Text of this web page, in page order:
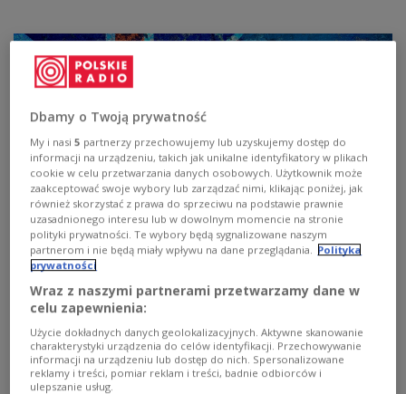
Фото ілюстративне. pxhere.com/CC0 Domena publiczna
23 червня 2016 року стало безпрецедентним для
європейської інтеграції: Велика Британія стала
першою і поки що єдиною державою, яка
вийшла зі складу ЄС.
Dbamy o Twoją prywatność
My i nasi5 partnerzy przechowujemy lub uzyskujemy dostęp do
informacji na urządzeniu, takich jak unikalne identyfikatory w plikach
cookie w celu przetwarzania danych osobowych. Użytkownik może
zaakceptować swoje wybory lub zarządzać nimi, klikając poniżej, jak
również skorzystać z prawa do sprzeciwu na podstawie prawnie
uzasadnionego interesu lub w dowolnym momencie na stronie
polityki prywatności. Te wybory będą sygnalizowane naszym
partnerom i nie będą miały wpływu na dane przeglądania.
Polityka
prywatności
Wraz z naszymi partnerami przetwarzamy dane w
celu zapewnienia:
Użycie dokładnych danych geolokalizacyjnych. Aktywne skanowanie
charakterystyki urządzenia do celów identyfikacji. Przechowywanie
informacji na urządzeniu lub dostęp do nich. Spersonalizowane
reklamy i treści, pomiar reklam i treści, badnie odbiorców i
ulepszanie usług.